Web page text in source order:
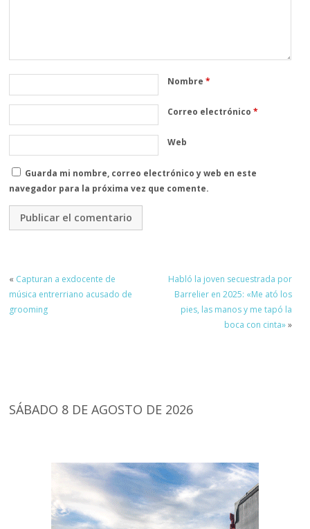
Nombre*
Correo electrónico*
Web
Guarda mi nombre, correo electrónico y web en este
navegador para la próxima vez que comente.
« Capturan a exdocente de
música entrerriano acusado de
grooming
Habló la joven secuestrada por
Barrelier en 2025: «Me ató los
pies, las manos y me tapó la
boca con cinta»»
SÁBADO 8 DE AGOSTO DE 2026